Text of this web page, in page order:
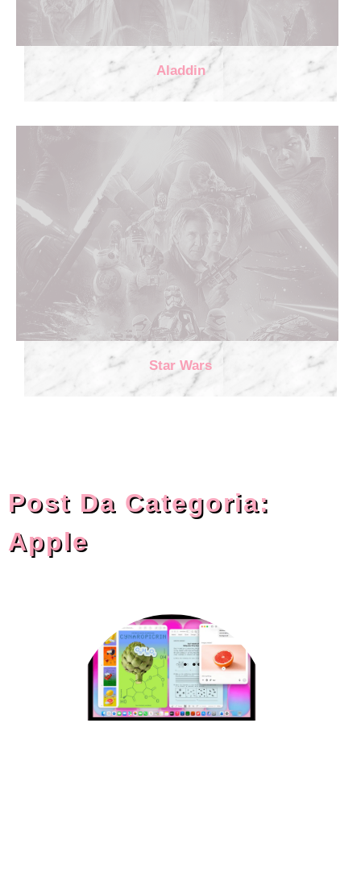
Aladdin
Star Wars
Post Da Categoria:
Apple